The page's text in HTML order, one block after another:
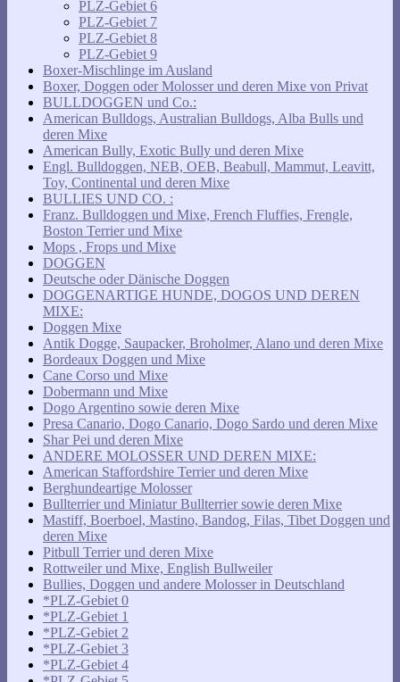
PLZ-Gebiet 6
PLZ-Gebiet 7
PLZ-Gebiet 8
PLZ-Gebiet 9
Boxer-Mischlinge im Ausland
Boxer, Doggen oder Molosser und deren Mixe von Privat
BULLDOGGEN und Co.:
American Bulldogs, Australian Bulldogs, Alba Bulls und
deren Mixe
American Bully, Exotic Bully und deren Mixe
Engl. Bulldoggen, NEB, OEB, Beabull, Mammut, Leavitt,
Toy, Continental und deren Mixe
BULLIES UND CO. :
Franz. Bulldoggen und Mixe, French Fluffies, Frengle,
Boston Terrier und Mixe
Mops , Frops und Mixe
DOGGEN
Deutsche oder Dänische Doggen
DOGGENARTIGE HUNDE, DOGOS UND DEREN
MIXE:
Doggen Mixe
Antik Dogge, Saupacker, Broholmer, Alano und deren Mixe
Bordeaux Doggen und Mixe
Cane Corso und Mixe
Dobermann und Mixe
Dogo Argentino sowie deren Mixe
Presa Canario, Dogo Canario, Dogo Sardo und deren Mixe
Shar Pei und deren Mixe
ANDERE MOLOSSER UND DEREN MIXE:
American Staffordshire Terrier und deren Mixe
Berghundeartige Molosser
Bullterrier und Miniatur Bullterrier sowie deren Mixe
Mastiff, Boerboel, Mastino, Bandog, Filas, Tibet Doggen und
deren Mixe
Pitbull Terrier und deren Mixe
Rottweiler und Mixe, English Bullweiler
Bullies, Doggen und andere Molosser in Deutschland
*PLZ-Gebiet 0
*PLZ-Gebiet 1
*PLZ-Gebiet 2
*PLZ-Gebiet 3
*PLZ-Gebiet 4